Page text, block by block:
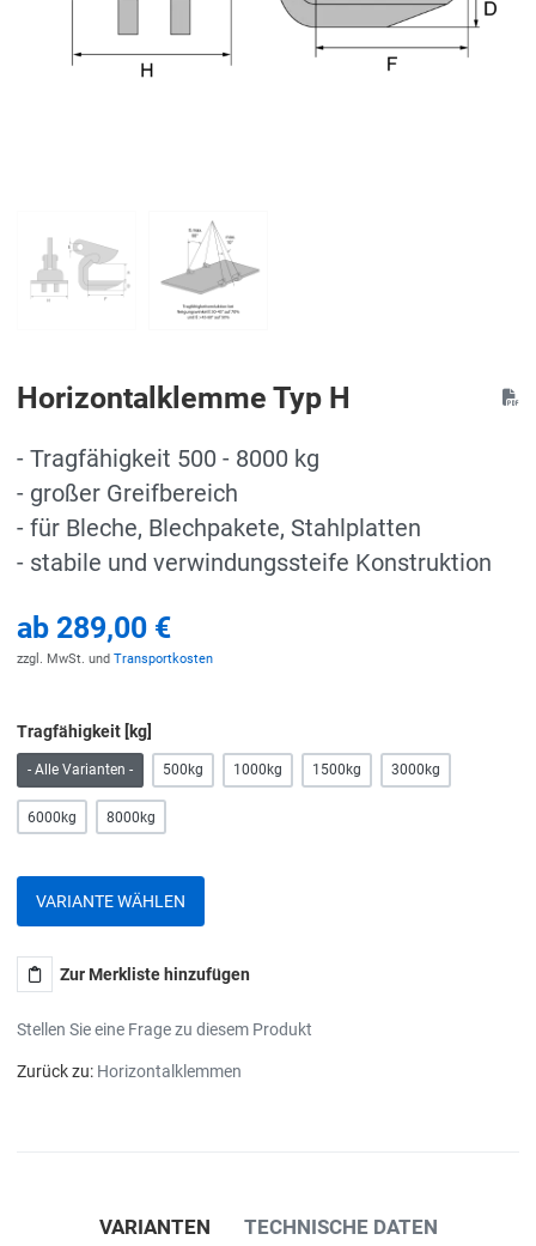
Horizontalklemme Typ H
- Tragfähigkeit 500 - 8000 kg
- großer Greifbereich
- für Bleche, Blechpakete, Stahlplatten
- stabile und verwindungssteife Konstruktion
ab 289,00 €
zzgl. MwSt. und Transportkosten
Tragfähigkeit [kg]
- Alle Varianten - 500kg 1000kg 1500kg 3000kg
6000kg 8000kg
VARIANTE WÄHLEN
Zur Merkliste hinzufügen
Stellen Sie eine Frage zu diesem Produkt
Zurück zu: Horizontalklemmen
VARIANTEN TECHNISCHE DATEN